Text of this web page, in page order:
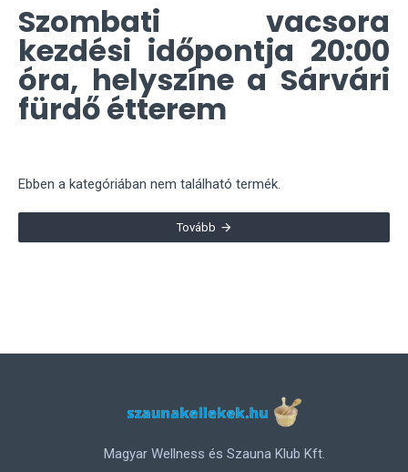
Szombati vacsora
kezdési időpontja 20:00
óra, helyszíne a Sárvári
fürdő étterem
Ebben a kategóriában nem található termék.
Tovább
Magyar Wellness és Szauna Klub Kft.